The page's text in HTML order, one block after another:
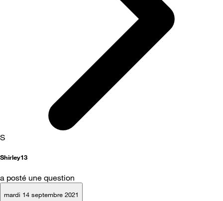
S
Shirley13
a posté une question
mardi 14 septembre 2021